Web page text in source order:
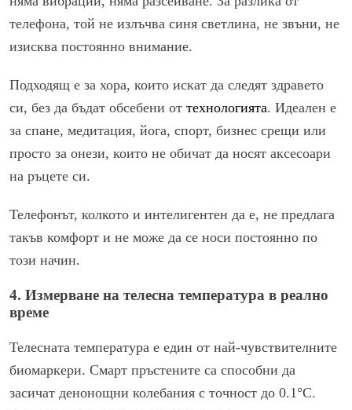
телефона, той не излъчва синя светлина, не звъни, не
изисква постоянно внимание.
Подходящ е за хора, които искат да следят здравето
си, без да бъдат обсебени от технологията. Идеален е
за спане, медитация, йога, спорт, бизнес срещи или
просто за онези, които не обичат да носят аксесоари
на ръцете си.
Телефонът, колкото и интелигентен да е, не предлага
такъв комфорт и не може да се носи постоянно по
този начин.
4. Измерване на телесна температура в реално
време
Телесната температура е един от най-чувствителните
биомаркери. Смарт пръстените са способни да
засичат денонощни колебания с точност до 0.1°C.